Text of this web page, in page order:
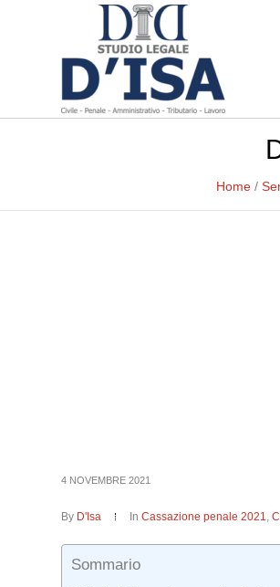
Home /
4 NOVEMBRE 2021
By D'Isa InCassazione penale 2021,
Sommario